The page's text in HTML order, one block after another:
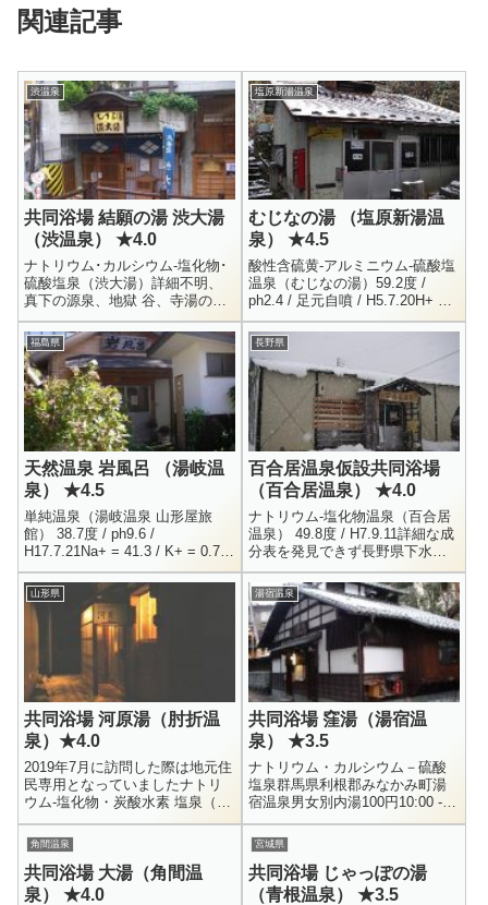
関連記事
渋温泉
共同浴場 結願の湯 渋大湯
（渋温泉） ★4.0
ナトリウム･カルシウム-塩化物･
硫酸塩泉（渋大湯）詳細不明、
真下の源泉、地獄 谷、寺湯の３
つの混合らしい長野県下高井郡
山ノ内町大字平穏男女別内湯ジ
モ専 （渋宿泊者は鍵を借りて利
用可...
塩原新湯温泉
むじなの湯 （塩原新湯温
泉） ★4.5
酸性含硫黄-アルミニウム-硫酸塩
温泉（むじなの湯）59.2度 /
ph2.4 / 足元自噴 / H5.7.20H+ = 4
/ Na+ = 40.8 / K+ = 11.8 / C...
福島県
天然温泉 岩風呂 （湯岐温
泉） ★4.5
単純温泉（湯岐温泉 山形屋旅
館） 38.7度 / ph9.6 /
H17.7.21Na+ = 41.3 / K+ = 0.7 /
Ca++ = 1.3 / Cl- = 5.0SO4...
長野県
百合居温泉仮設共同浴場
（百合居温泉） ★4.0
ナトリウム-塩化物温泉（百合居
温泉） 49.8度 / H7.9.11詳細な成
分表を発見できず長野県下水内
郡栄村大字堺男女別内湯100円
12:00 - 20:00前々からとても気に
な...
山形県
共同浴場 河原湯（肘折温
泉）★4.0
2019年7月に訪問した際は地元住
民専用となっていましたナトリ
ウム-塩化物・炭酸水素 塩泉（組
合3号源泉） 73.5度 / ph6.7 /
H15.10.31Na+ = 948.4...
湯宿温泉
共同浴場 窪湯（湯宿温
泉） ★3.5
ナトリウム・カルシウム－硫酸
塩泉群馬県利根郡みなかみ町湯
宿温泉男女別内湯100円10:00 -
22:00湯宿温泉に4箇所ある共同
浴場のひとつで、源泉すぐそば
にある大湯的存在の共同...
角間温泉
共同浴場 大湯（角間温
泉） ★4.0
宮城県
共同浴場 じゃっぽの湯
（青根温泉） ★3.5